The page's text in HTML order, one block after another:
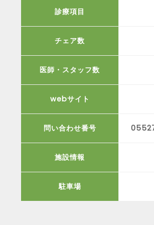
診療項目
チェア数
医師・スタッフ数
webサイト
問い合わせ番号
施設情報
駐車場